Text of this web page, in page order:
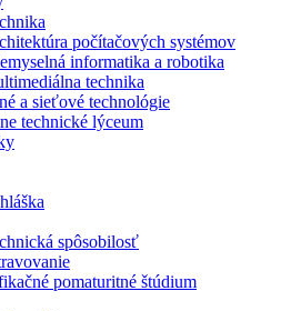
počítačových systémov
informatika a robotika
technika
a sieťové technológie
technické lýceum
spôsobilosť
pomaturitné štúdium